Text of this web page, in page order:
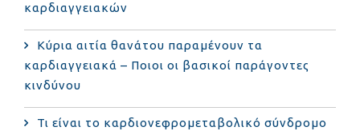
καρδιαγγειακών
Κύρια αιτία θανάτου παραμένουν τα
καρδιαγγειακά – Ποιοι οι βασικοί παράγοντες
κινδύνου
Τι είναι το καρδιονεφρομεταβολικό σύνδρομο